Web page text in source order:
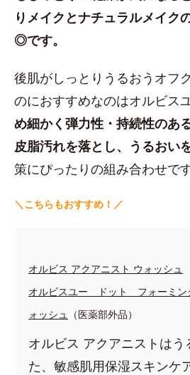
りメイクとナチュラルメイク
◎です。
後肌がしっとりうるおうオフ
のにおすすめなのはオルビス
め細かく弾力性・持続性のあ
皮脂汚れを落とし、うるおい
策にぴったりの組み合わせです
＼こちらもおすすめ！／
オルビス アクアニスト ウォッシュ
オルビスユー ドット フォーミン
ォッシュ
（医薬部外品）
オルビス アクアニストはう
た、敏感肌用保湿スキンケ